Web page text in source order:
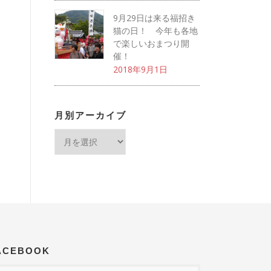
9月29日は来る福招き
猫の日！ 今年も各地
で楽しいおまつり開
催！
2018年9月1日
月別アーカイブ
月別アーカイブ